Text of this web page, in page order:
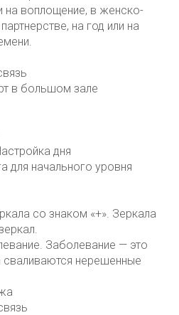
на воплощение, в женско-
на год или на
в большом зале
дня
для начального уровня
со знаком «+». Зеркала
Заболевание — это
сваливаются нерешенные